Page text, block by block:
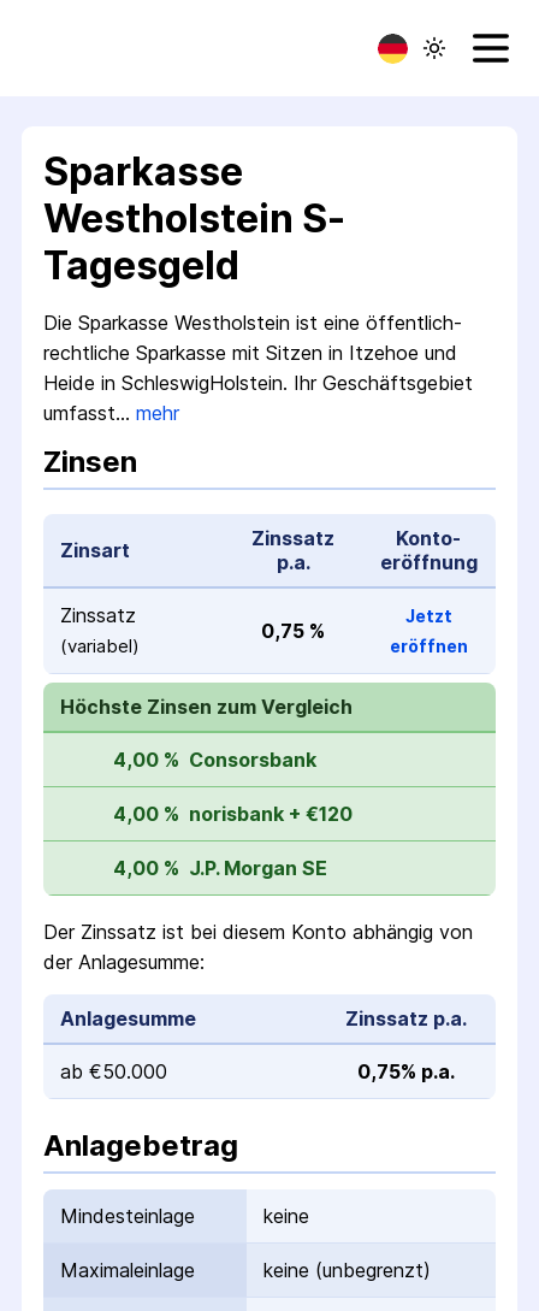
Sparkasse
Westholstein S-
Tagesgeld
Die Sparkasse Westholstein ist eine öffentlich­
rechtliche Sparkasse mit Sitzen in Itzehoe und
Heide in Schleswig­Holstein. Ihr Geschäfts­gebiet
umfasst… mehr
Zinsen
Zinsart
Zinssatz
p.a.
Konto­
eröffnung
Zinssatz
(variabel)
0,75 %
Jetzt
eröffnen
Höchste Zinsen zum Vergleich
4,00 % Consorsbank
4,00 % norisbank + €120
4,00 % J.P. Morgan SE
Der Zinssatz ist bei diesem Konto abhängig von
der Anlagesumme:
Anlagesumme Zinssatz p.a.
ab €50.000 0,75% p.a.
Anlagebetrag
Mindesteinlage keine
Maximaleinlage keine (unbegrenzt)